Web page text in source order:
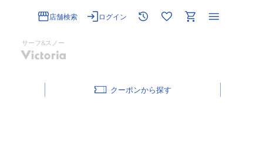
店舗検索 ログイン
サーフ&スノー
クーポン